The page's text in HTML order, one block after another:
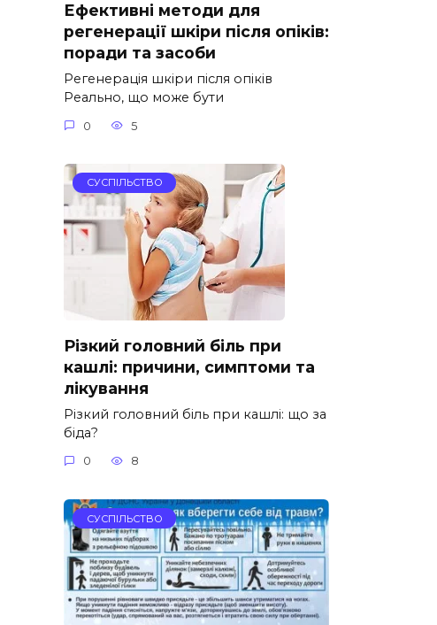
Ефективні методи для
регенерації шкіри після опіків:
поради та засоби
Регенерація шкіри після опіків
Реально, що може бути
0 5
СУСПІЛЬСТВО
Різкий головний біль при
кашлі: причини, симптоми та
лікування
Різкий головний біль при кашлі: що за
біда?
0 8
СУСПІЛЬСТВО